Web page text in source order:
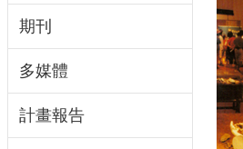
期刊
多媒體
計畫報告